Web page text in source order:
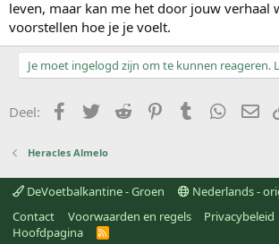
leven, maar kan me het door jouw verhaal
voorstellen hoe je je voelt.
Je moet ingelogd zijn om te kunnen reageren.
Deel: Facebook
Twitter Reddit PinterestTumblr
Heracles Almelo
DeVoetbalkantine - Groen
Nederlands -
Contact
Voorwaarden en regels Privacybeleid
Hoofdpagina
R